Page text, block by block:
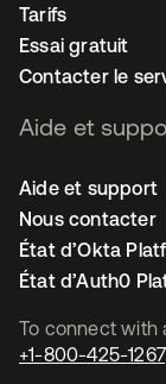
To connect with
+1-800-425-1267
Tarifs
Essai gratuit
Contacter le
Aide et
Aide et support
Nous contacter
État d’Okta
État d’Auth0